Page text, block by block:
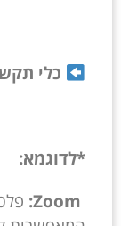
כלי
*לדוגמא: